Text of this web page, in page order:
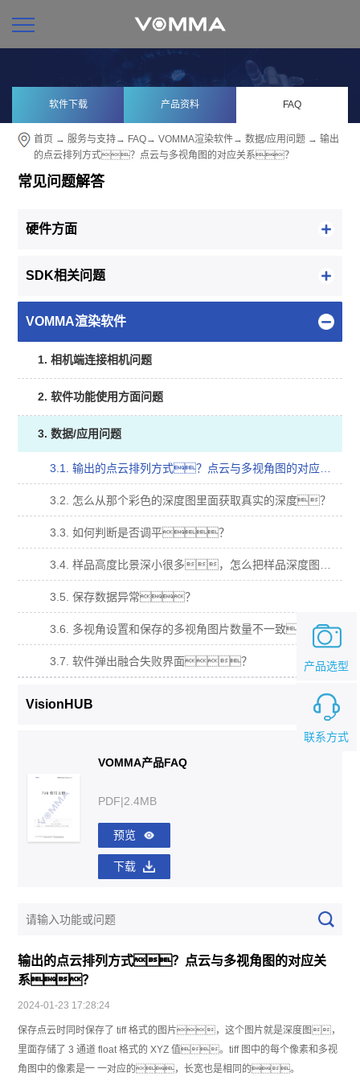
软件下载 产品资料 FAQ
首页 →服务与支持→ FAQ→VOMMA渲染软件→数据/应用问题 → 输出
的点云排列方式？点云与多视角图的对应关系？
常见问题解答
硬件方面
SDK相关问题
VOMMA渲染软件
1. 相机端连接相机问题
2. 软件功能使用方面问题
3. 数据/应用问题
3.1. 输出的点云排列方式？点云与多视角图的对应关系？
3.2. 怎么从那个彩色的深度图里面获取真实的深度？
3.3. 如何判断是否调平？
3.4. 样品高度比景深小很多，怎么把样品深度图颜色更加明显？
3.5. 保存数据异常？
3.6. 多视角设置和保存的多视角图片数量不一致？
3.7. 软件弹出融合失败界面？
VisionHUB
VOMMA产品FAQ
PDF|2.4MB
预览
下载
输出的点云排列方式？点云与多视角图的对应关
系？
2024-01-23 17:28:24
保存点云时同时保存了 tiff 格式的图片，这个图片就是深度图，
里面存储了 3 通道 float 格式的 XYZ 值。tiff 图中的每个像素和多视
角图中的像素是一 一对应的，长宽也是相同的。
联系方式
产品选型